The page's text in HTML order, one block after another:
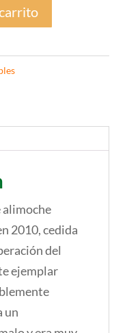
alimoche
2010, cedida
del
ejemplar
un